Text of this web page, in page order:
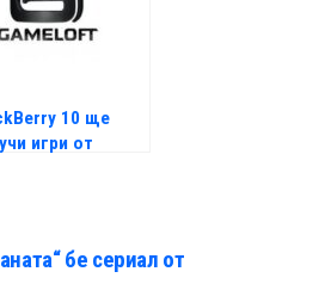
10 ще
игри от
бе сериал от